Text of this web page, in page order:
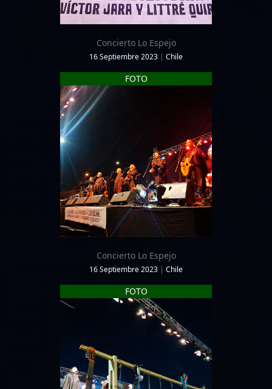
Concierto Lo Espejo
16 Septiembre 2023 | Chile
FOTO
Concierto Lo Espejo
16 Septiembre 2023 | Chile
FOTO